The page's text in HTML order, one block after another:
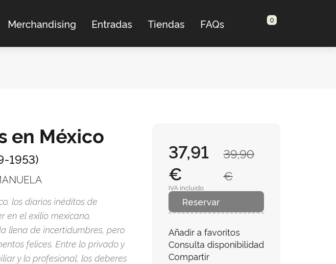
Merchandising Entradas Tiendas FAQs 0
en México
1953)
los diarios inéditos de
en el exilio mexicano,
llena de incertidumbres, pero
felices. Entre lo privado y
y lo profesional, los deberes
39,90
€
37,91
€
IVA incluido
Reservar
Añadir a favoritos
Consulta disponibilidad
Compartir